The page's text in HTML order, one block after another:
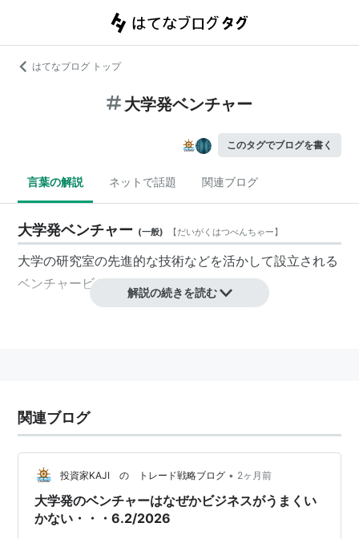
はてなブログ トップ
大学発ベンチャー
このタグでブログを書く
言葉の解説 ネットで話題 関連ブログ
大学発ベンチャー (一般) 【だいがくはつべんちゃー】
大学の研究室の先進的な技術などを活かして設立される
ベンチャービジネスのこと。
解説の続きを読む
関連ブログ
投資家KAJI の トレード戦略ブログ • 2ヶ月前
大学発のベンチャーはなぜかビジネスがうまくい
かない・・・6.2/2026